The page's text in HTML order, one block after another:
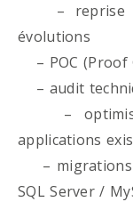
– reprise
évolutions
– POC (Proof
– audit
–
applications
– migrations
SQL Server /